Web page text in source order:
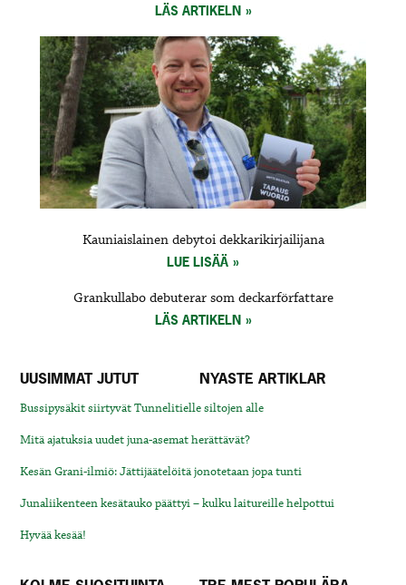
LÄS ARTIKELN
Kauniaislainen debytoi dekkarikirjailijana
LUE LISÄÄ
Grankullabo debuterar som deckarförfattare
LÄS ARTIKELN
UUSIMMAT JUTUT NYASTE ARTIKLAR
Bussipysäkit siirtyvät Tunnelitielle siltojen alle
Mitä ajatuksia uudet juna-asemat herättävät?
Kesän Grani-ilmiö: Jättijäätelöitä jonotetaan jopa tunti
Junaliikenteen kesätauko päättyi – kulku laitureille helpottui
Hyvää kesää!